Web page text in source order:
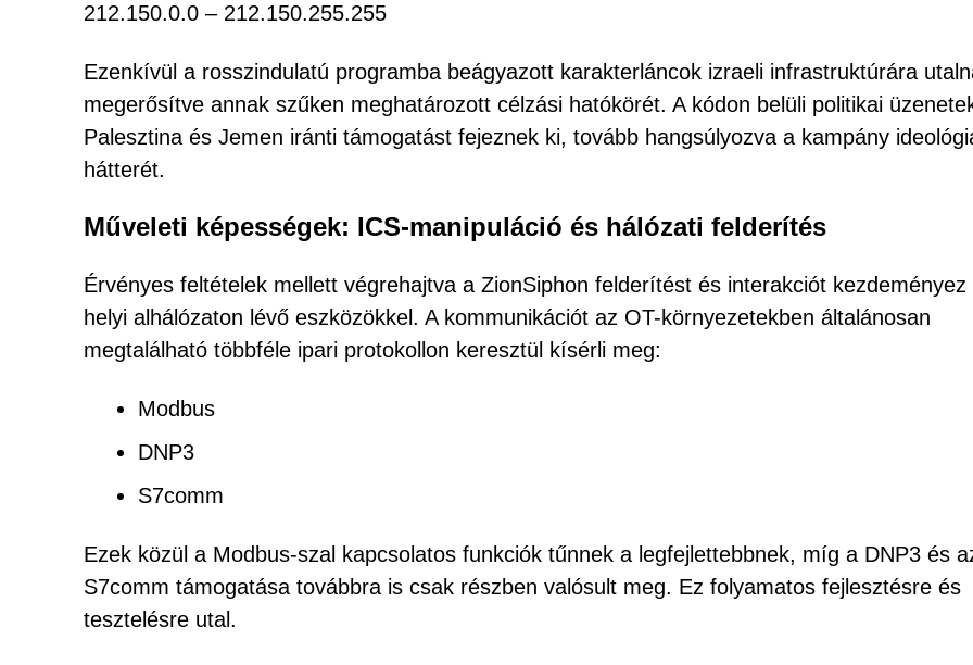
212.150.0.0 – 212.150.255.255
Ezenkívül a rosszindulatú programba beágyazott karakterláncok izraeli infrastruktúrára
megerősítve annak szűken meghatározott célzási hatókörét. A kódon belüli politikai
Palesztina és Jemen iránti támogatást fejeznek ki, tovább hangsúlyozva a kampány
hátterét.
Műveleti képességek: ICS-manipuláció és hálózati felderítés
Érvényes feltételek mellett végrehajtva a ZionSiphon felderítést és interakciót kezdeményez
helyi alhálózaton lévő eszközökkel. A kommunikációt az OT-környezetekben általánosan
megtalálható többféle ipari protokollon keresztül kísérli meg:
Modbus
DNP3
S7comm
Ezek közül a Modbus-szal kapcsolatos funkciók tűnnek a legfejlettebbnek, míg a DNP3 és
S7comm támogatása továbbra is csak részben valósult meg. Ez folyamatos fejlesztésre és
tesztelésre utal.